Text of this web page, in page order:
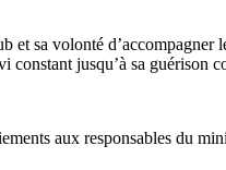
sa volonté
constant jusqu’à sa guérison
aux responsables du